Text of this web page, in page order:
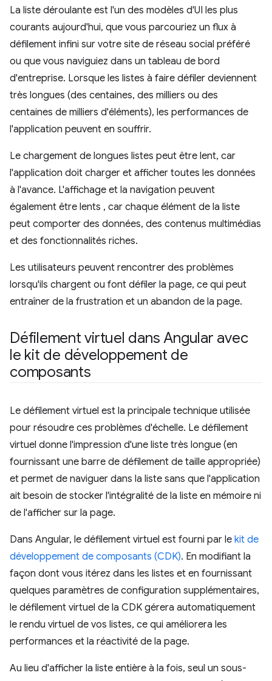
La liste déroulante est l'un des modèles d'UI les plus
courants aujourd'hui, que vous parcouriez un flux à
défilement infini sur votre site de réseau social préféré
ou que vous naviguiez dans un tableau de bord
d'entreprise. Lorsque les listes à faire défiler deviennent
très longues (des centaines, des milliers ou des
centaines de milliers d'éléments), les performances de
l'application peuvent en souffrir.
Le chargement de longues listes peut être lent, car
l'application doit charger et afficher toutes les données
à l'avance. L'affichage et la navigation peuvent
également être lents , car chaque élément de la liste
peut comporter des données, des contenus multimédias
et des fonctionnalités riches.
Les utilisateurs peuvent rencontrer des problèmes
lorsqu'ils chargent ou font défiler la page, ce qui peut
entraîner de la frustration et un abandon de la page.
Défilement virtuel dans Angular avec
le kit de développement de
composants
Le défilement virtuel est la principale technique utilisée
pour résoudre ces problèmes d'échelle. Le défilement
virtuel donne l'impression d'une liste très longue (en
fournissant une barre de défilement de taille appropriée)
et permet de naviguer dans la liste sans que l'application
ait besoin de stocker l'intégralité de la liste en mémoire ni
de l'afficher sur la page.
Dans Angular, le défilement virtuel est fourni par le kit de
développement de composants (CDK). En modifiant la
façon dont vous itérez dans les listes et en fournissant
quelques paramètres de configuration supplémentaires,
le défilement virtuel de la CDK gérera automatiquement
le rendu virtuel de vos listes, ce qui améliorera les
performances et la réactivité de la page.
Au lieu d'afficher la liste entière à la fois, seul un sous-